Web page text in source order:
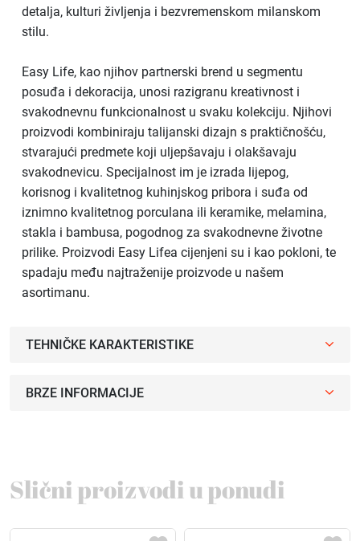
detalja, kulturi življenja i bezvremenskom milanskom
stilu.
Easy Life, kao njihov partnerski brend u segmentu
posuđa i dekoracija, unosi razigranu kreativnost i
svakodnevnu funkcionalnost u svaku kolekciju. Njihovi
proizvodi kombiniraju talijanski dizajn s praktičnošću,
stvarajući predmete koji uljepšavaju i olakšavaju
svakodnevicu. Specijalnost im je izrada lijepog,
korisnog i kvalitetnog kuhinjskog pribora i suđa od
iznimno kvalitetnog porculana ili keramike, melamina,
stakla i bambusa, pogodnog za svakodnevne životne
prilike. Proizvodi Easy Lifea cijenjeni su i kao pokloni, te
spadaju među najtraženije proizvode u našem
asortimanu.
TEHNIČKE KARAKTERISTIKE
BRZE INFORMACIJE
Slični proizvodi u ponudi